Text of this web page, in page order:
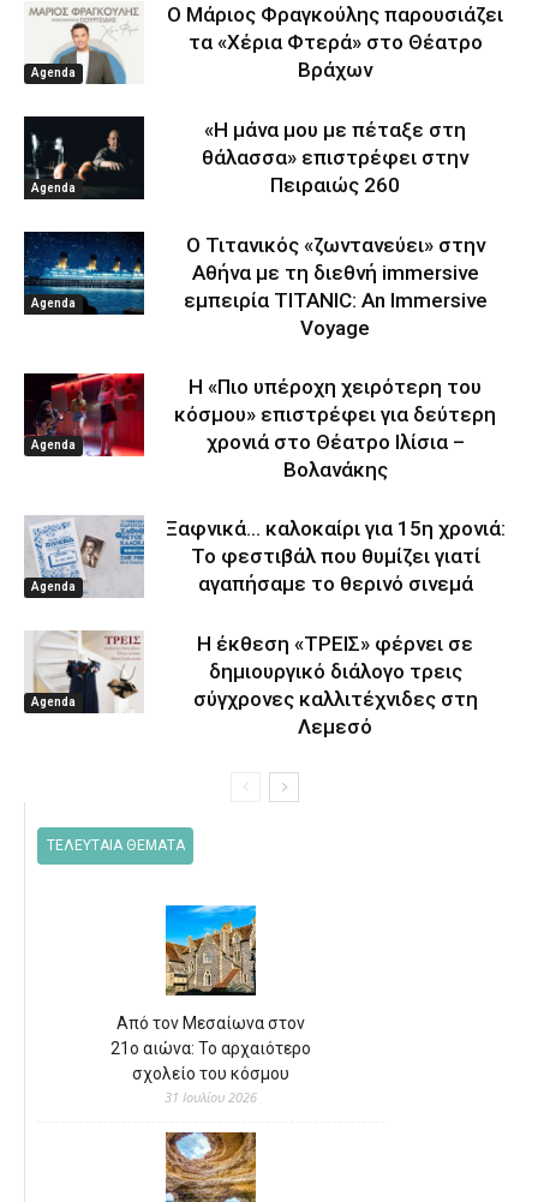
Agenda
Ο Μάριος Φραγκούλης παρουσιάζει
τα «Χέρια Φτερά» στο Θέατρο
Βράχων
Agenda
«Η μάνα μου με πέταξε στη
θάλασσα» επιστρέφει στην
Πειραιώς 260
Agenda
Ο Τιτανικός «ζωντανεύει» στην
Αθήνα με τη διεθνή immersive
εμπειρία TITANIC: An Immersive
Voyage
Agenda
Η «Πιο υπέροχη χειρότερη του
κόσμου» επιστρέφει για δεύτερη
χρονιά στο Θέατρο Ιλίσια –
Βολανάκης
Agenda
Ξαφνικά… καλοκαίρι για 15η χρονιά:
Το φεστιβάλ που θυμίζει γιατί
αγαπήσαμε το θερινό σινεμά
Agenda
Η έκθεση «ΤΡΕΙΣ» φέρνει σε
δημιουργικό διάλογο τρεις
σύγχρονες καλλιτέχνιδες στη
Λεμεσό
ΤΕΛΕΥΤΑΙΑ ΘΕΜΑΤΑ
Από τον Μεσαίωνα στον
21ο αιώνα: Το αρχαιότερο
σχολείο του κόσμου
31 Ιουλίου 2026